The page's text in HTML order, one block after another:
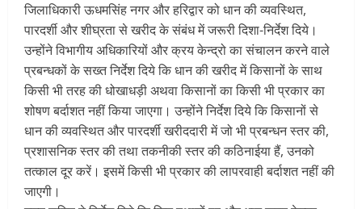
जिलाधिकारी ऊधमसिंह नगर और हरिद्वार को धान की व्यवस्थित,
पारदर्शी और शीघ्रता से खरीद के संबंध में जरूरी दिशा-निर्देश दिये।
उन्होंने विभागीय अधिकारियों और क्रय केन्द्रो का संचालन करने वाले
प्रबन्धकों के सख्त निर्देश दिये कि धान की खरीद में किसानों के साथ
किसी भी तरह की धोखाधड़ी अथवा किसानों का किसी भी प्रकार का
शोषण बर्दाशत नहीं किया जाएगा। उन्होंने निर्देश दिये कि किसानों से
धान की व्यवस्थित और पारदर्शी खरीददारी में जो भी प्रबन्धन स्तर की,
प्रशासनिक स्तर की तथा तकनीकी स्तर की कठिनाईया हैं, उनको
तत्काल दूर करें। इसमें किसी भी प्रकार की लापरवाही बर्दाशत नहीं की
जाएगी।